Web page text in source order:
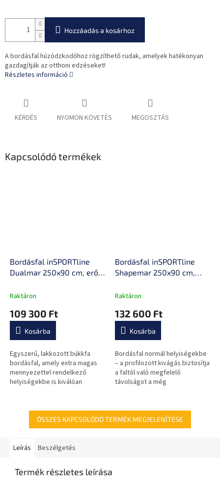
Hozzáadás a kosárhoz
A bordásfal húzódzkodóhoz rögzíthető rudak, amelyek hatékonyan
gazdagítják az otthoni edzéseket!
Részletes információ
KÉRDÉS NYOMON KÖVETÉS MEGOSZTÁS
Kapcsolódó termékek
Bordásfal inSPORTline
Dualmar 250x90 cm, erős
lakkozott felület,
lehetősége, könnyű
karbantartás
Raktáron
109 300 Ft
Kosárba
Egyszerű, lakkozott bükkfa
bordásfal, amely extra magas
mennyezettel rendelkező
helyiségekbe is kiválóan
karbantartható.
Bordásfal inSPORTline
Shapemar 250x90 cm,
tömör bükkfa, 2 x
tartozékok rögzítésének
lehetősége
Raktáron
132 600 Ft
Kosárba
Bordásfal normál helyiségekbe
– a profilozott kivágás biztosítja
a faltól való megfelelő
távolságot a még
rögzíthető kialakítással.
ÖSSZES KAPCSOLÓDÓ TERMÉK MEGJELENÍTÉSE
Leírás Beszélgetés
Termék részletes leírása